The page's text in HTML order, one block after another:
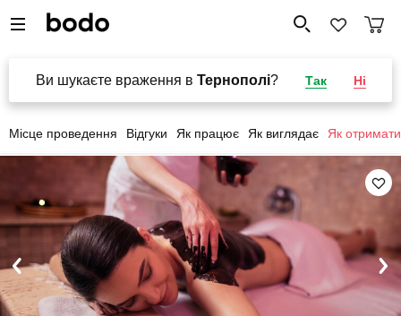
Ви шукаєте враження в Тернополі? Так Ні
Місце проведення Відгуки Як працює Як виглядає Як отримати